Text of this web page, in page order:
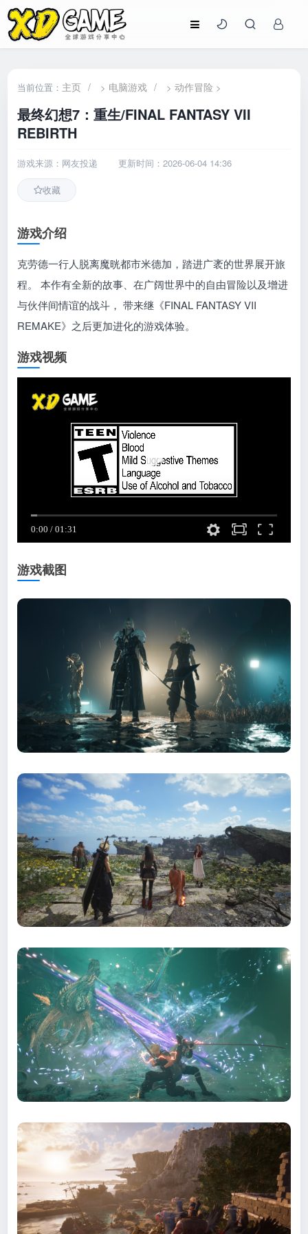
当前位置： 主页 / > 电脑游戏 / >动作冒险 >
最终幻想7：重生/FINAL FANTASY VII
REBIRTH
游戏来源：网友投递 更新时间：2026-06-04 14:36
收藏
游戏介绍
克劳德一行人脱离魔晄都市米德加，踏进广袤的世界展开旅
程。 本作有全新的故事、在广阔世界中的自由冒险以及增进
与伙伴间情谊的战斗， 带来继《FINAL FANTASY VII
REMAKE》之后更加进化的游戏体验。
游戏视频
游戏截图